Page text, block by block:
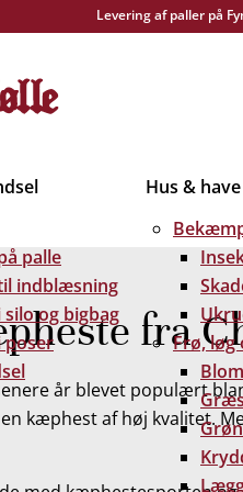
Levering af paller på
palle
indblæsning
og bigbag
Hus & have
Frø, løg
fra
år blevet populært
kæphest af høj kvalitet.